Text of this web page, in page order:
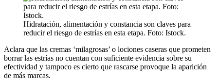
Hidratación, alimentación y constancia son claves para
reducir el riesgo de estrías en esta etapa. Foto: Istock.
Aclara que las cremas ‘milagrosas’ o lociones caseras que prometen
borrar las estrías no cuentan con suficiente evidencia sobre su
efectividad y tampoco es cierto que rascarse provoque la aparición
de más marcas.